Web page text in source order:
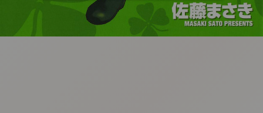
:692.15.691.63:t-
vnqp.lunrzsdszk.vn.oi